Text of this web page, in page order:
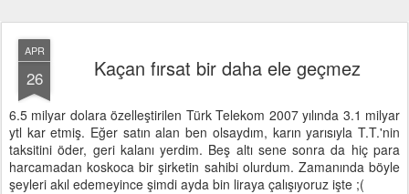
APR
26 Kaçan fırsat bir daha ele geçmez
6.5 milyar dolara özelleştirilen Türk Telekom 2007 yılında 3.1 milyar
ytl kar etmiş. Eğer satın alan ben olsaydım, karın yarısıyla T.T.'nin
taksitini öder, geri kalanı yerdim. Beş altı sene sonra da hiç para
harcamadan koskoca bir şirketin sahibi olurdum. Zamanında böyle
şeyleri akıl edemeyince şimdi ayda bin liraya çalışıyoruz işte ;(